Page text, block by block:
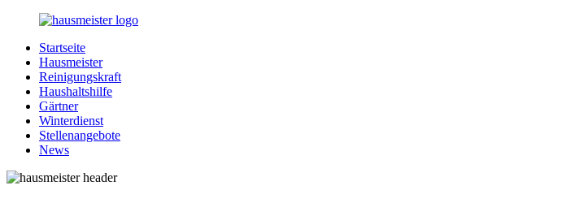
Zurück
Inhalt
Hausmeister.de
Alles
rund
Ihren
Haushalt
Startseite
Hausmeister
Reinigungskraft
Haushaltshilfe
Gärtner
Winterdienst
Stellenangebote
News